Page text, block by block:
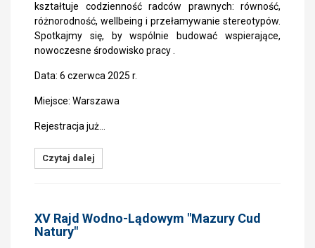
kształtuje codzienność radców prawnych: równość,
różnorodność, wellbeing i przełamywanie stereotypów.
Spotkajmy się, by wspólnie budować wspierające,
nowoczesne środowisko pracy .
Data: 6 czerwca 2025 r.
Miejsce: Warszawa
Rejestracja już…
Czytaj dalej
XV Rajd Wodno-Lądowym "Mazury Cud
Natury"